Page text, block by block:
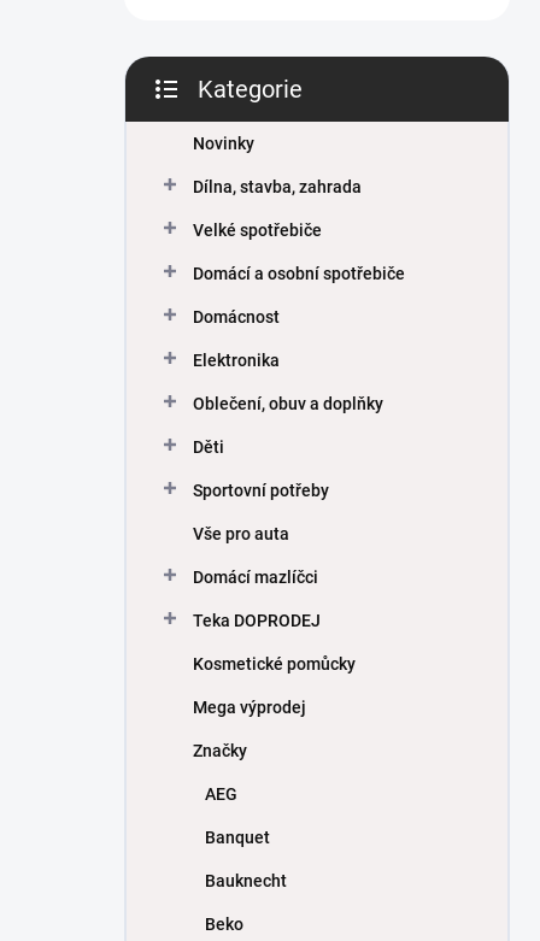
kategorie
Kategorie
Novinky
Dílna, stavba, zahrada
Velké spotřebiče
Domácí a osobní spotřebiče
Domácnost
Elektronika
Oblečení, obuv a doplňky
Děti
Sportovní potřeby
Vše pro auta
Domácí mazlíčci
Teka DOPRODEJ
Kosmetické pomůcky
Mega výprodej
Značky
AEG
Banquet
Bauknecht
Beko